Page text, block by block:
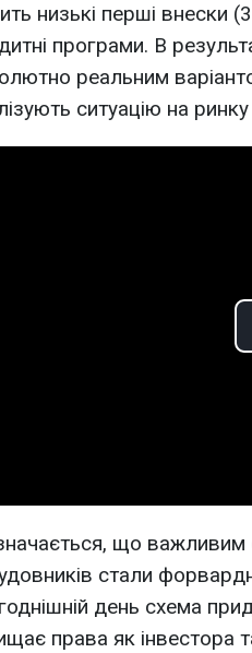
низькі перші внески
програми. В
реальним
ситуацію на
що важливим
стали
день схема
права як інвестора